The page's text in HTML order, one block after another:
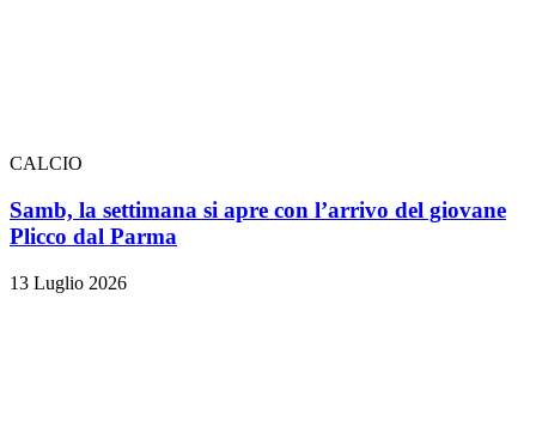
CALCIO
Samb, la settimana si apre con l’arrivo del giovane
Plicco dal Parma
13 Luglio 2026